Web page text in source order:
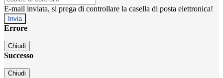
E-mail inviata, si prega di controllare la casella di posta elettronica!
Errore
Chiudi
Successo
Chiudi